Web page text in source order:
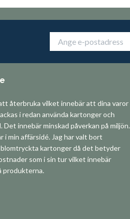
återbruka vilket innebär att dina varor
i redan använda kartonger och
Det innebär minskad påverkan på miljön.
i min affärsidé. Jag har valt bort
blomtryckta kartonger då det betyder
som i sin tur vilket innebär
produkterna.